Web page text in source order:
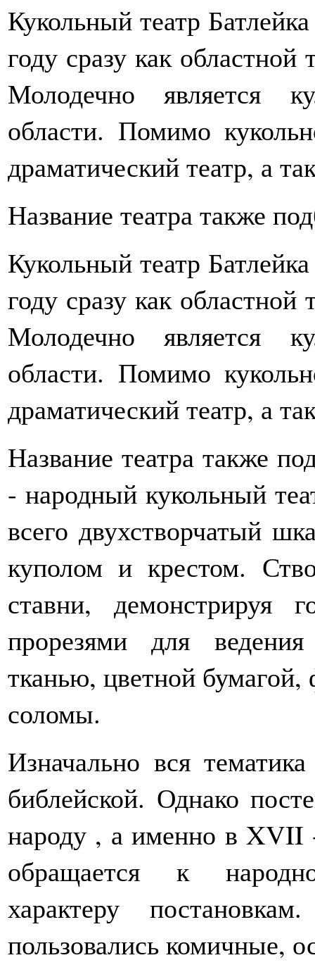
Кукольный театр
году сразу как
Молодечно является
области. Помимо
драматический театр, а
Название театра также
Кукольный театр
году сразу как
Молодечно является
области. Помимо
драматический театр, а
Название театра также
- народный кукольный
всего двухстворчатый
куполом и крестом.
ставни, демонстрируя
прорезями для
тканью, цветной
соломы.
Изначально вся
библейской. Однако
народу , а именно в XVII
обращается к
характеру
пользовались комичные,